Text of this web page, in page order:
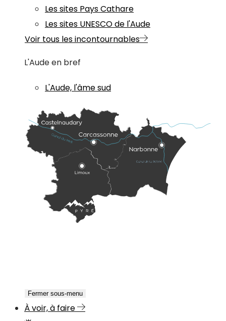
Les sites Pays Cathare
Les sites UNESCO de l'Aude
Voir tous les incontournables
L'Aude en bref
L'Aude, l'âme sud
Fermer sous-menu
À voir, à faire